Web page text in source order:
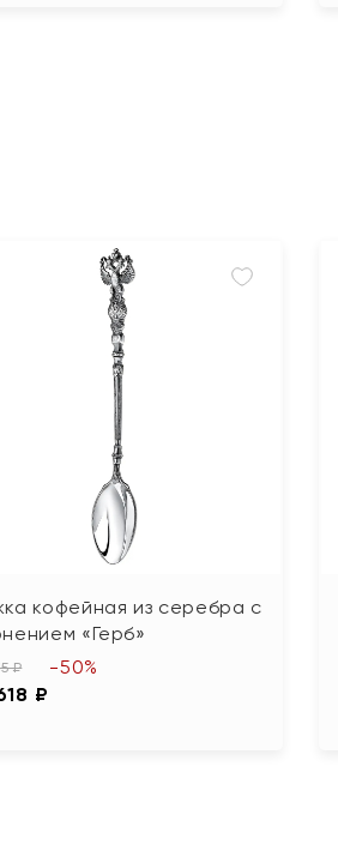
кофейная из серебра с
«Герб»
₽
₽
-50%